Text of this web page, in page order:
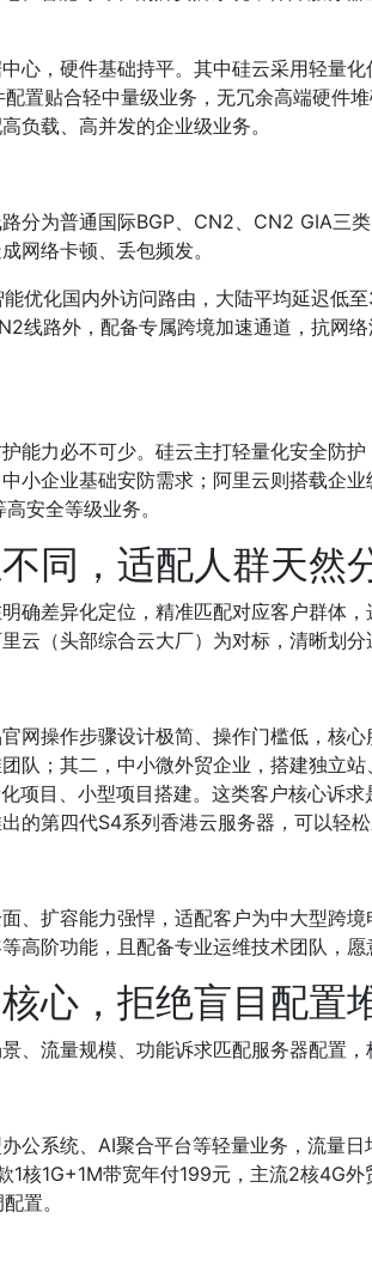
心，硬件基础持平。其中硅云采用轻量
置贴合轻中量级业务，无冗余高端硬件
负载、高并发的企业级业务。
分为普通国际BGP、CN2、CN2 GIA三
网络卡顿、丢包频发。
优化国内外访问路由，大陆平均延迟
线路外，配备专属跨境加速通道，抗网
能力必不可少。硅云主打轻量化安全防
小企业基础安防需求；阿里云则搭载企
安全等级业务。
同，适配人群天然
确差异化定位，精准匹配对应客户群体
云（头部综合云大厂）为对标，清晰划分
网操作步骤设计极简、操作门槛低，核
队；其二，中小微外贸企业，搭建独立
项目、小型项目搭建。这类客户核心诉
的第四代S4系列香港云服务器，可以轻松
、扩容能力强悍，适配客户为中大型跨
高阶功能，且配备专业运维技术团队，愿
心，拒绝盲目配置
、流量规模、功能诉求匹配服务器配置
公系统、AI聚合平台等轻量业务，流量
1核1G+1M带宽年付199元，主流2核4G
置。